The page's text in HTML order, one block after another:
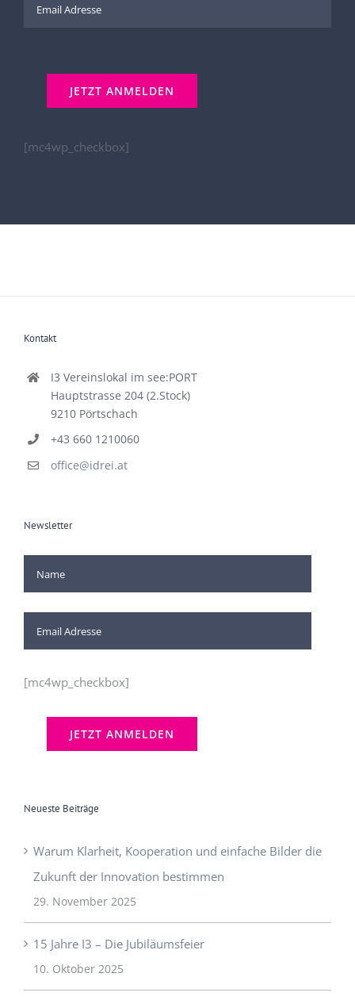
[mc4wp_checkbox]
Kontakt
I3 Vereinslokal im see:PORT
Hauptstrasse 204 (2.Stock)
9210 Pörtschach
+43 660 1210060
office@idrei.at
Newsletter
[mc4wp_checkbox]
Neueste Beiträge
Warum Klarheit, Kooperation und einfache Bilder die
Zukunft der Innovation bestimmen
29. November 2025
15 Jahre I3 – Die Jubiläumsfeier
10. Oktober 2025